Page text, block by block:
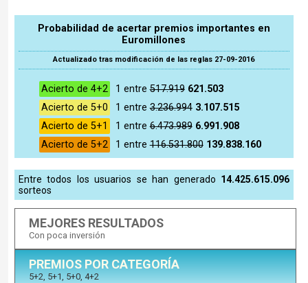
Probabilidad de acertar premios importantes en
Euromillones
Actualizado tras modificación de las reglas 27-09-2016
Acierto de 4+2 1 entre517.919 621.503
Acierto de 5+0
1 entre3.236.994 3.107.515
Acierto de 5+1
1 entre6.473.989 6.991.908
Acierto de 5+2
1 entre116.531.800 139.838.160
Entre todos los usuarios se han generado 14.425.615.096
sorteos
MEJORES RESULTADOS
Con poca inversión
PREMIOS POR CATEGORÍA
5+2, 5+1, 5+0, 4+2